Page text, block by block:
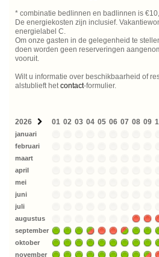
* combinatie bedlinnen en badlinnen is
De energiekosten zijn inclusief.
energielabel C.
Om onze gasten in de gelegenheid te
doen worden geen reserveringen
vooruit.
Wilt u informatie over beschikbaarheid of
alstublieft het contact-formulier.
2026 01 02 03 04 05 06 07 08 09
januari
februari
maart
april
mei
juni
juli
augustus
september
oktober
november